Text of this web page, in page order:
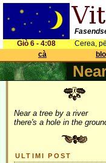
Giò 6 - 4:08
Cerea,
cà
Near a tree by a river
there's a hole in the
ULTIMI POST